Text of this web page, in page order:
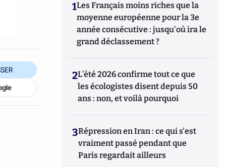
1Les Français moins riches que la
moyenne européenne pour la 3e
année consécutive : jusqu'où ira le
grand déclassement ?
2L’été 2026 confirme tout ce que
les écologistes disent depuis 50
ans : non, et voilà pourquoi
3Répression en Iran : ce qui s'est
vraiment passé pendant que
Paris regardait ailleurs